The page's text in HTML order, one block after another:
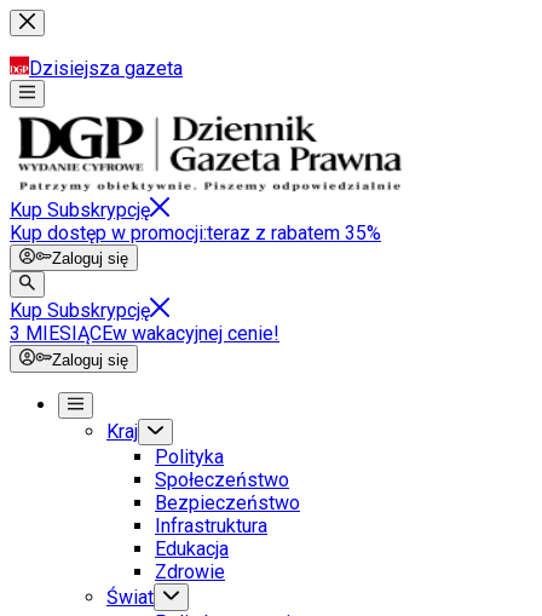
Dzisiejsza gazeta
Kup Subskrypcję
Kup dostęp w promocji:teraz z rabatem 35%
Zaloguj się
Kup Subskrypcję
3 MIESIĄCEw wakacyjnej cenie!
Zaloguj się
Kraj
Polityka
Społeczeństwo
Bezpieczeństwo
Infrastruktura
Edukacja
Zdrowie
Świat